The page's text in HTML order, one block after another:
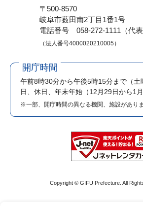
〒500-8570
岐阜市薮田南2丁目1番1号
電話番号 058-272-1111（代表
（法人番号4000020210005）
開庁時間
午前8時30分から午後5時15分まで （
日、休日、年末年始（12月29日から1月
※一部、開庁時間の異なる機関、施設がありま
Copyright © GIFU Prefecture. All